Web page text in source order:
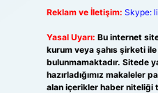
Reklam ve İletişim: Skype:
Yasal Uyarı: Bu internet
kurum veya şahıs şirketi ile
bulunmamaktadır. Sitede
hazırladığımız makaleler
alan içerikler haber niteliği